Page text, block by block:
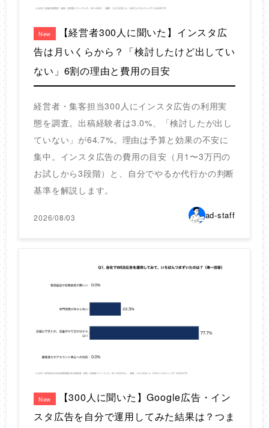
New
【経営者300人に聞いた】インスタ広
告は月いくらから？「検討したけど出してい
ない」6割の理由と費用の目安
経営者・集客担当300人にインスタ広告の利用実
態を調査。出稿経験者は3.0%、「検討したが出し
ていない」が64.7%。理由は予算と効果の不安に
集中。インスタ広告の費用の目安（月1〜3万円の
お試しから3段階）と、自分でやるか代行かの判断
基準を解説します。
2026/08/03 ad-staff
New
【300人に聞いた】Google広告・イン
スタ広告を自分で運用してみた結果は？つま